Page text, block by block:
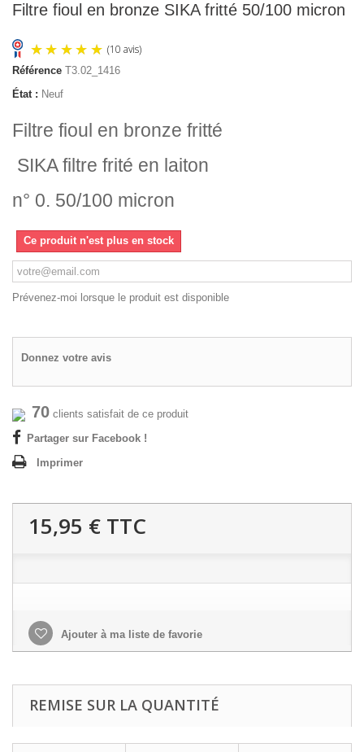
Filtre fioul en bronze SIKA fritté 50/100 micron
Référence T3.02_1416
État : Neuf
Filtre fioul en bronze fritté
SIKA filtre frité en laiton
n° 0. 50/100 micron
Ce produit n'est plus en stock
Prévenez-moi lorsque le produit est disponible
Donnez votre avis
70 clients satisfait de ce produit
Partager sur Facebook !
Imprimer
15,95 € TTC
Ajouter à ma liste de favorie
REMISE SUR LA QUANTITÉ